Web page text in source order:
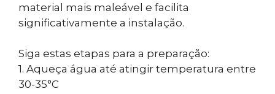
material mais maleável e facilita
significativamente a instalação.
Siga estas etapas para a preparação:
1. Aqueça água até atingir temperatura entre
30-35°C